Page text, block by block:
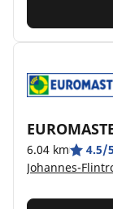
6.04 km 4.5/5